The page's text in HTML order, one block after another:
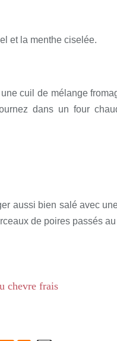
et la menthe ciselée.
cuil de mélange
dans un four
aussi bien salé avec
de poires passés au